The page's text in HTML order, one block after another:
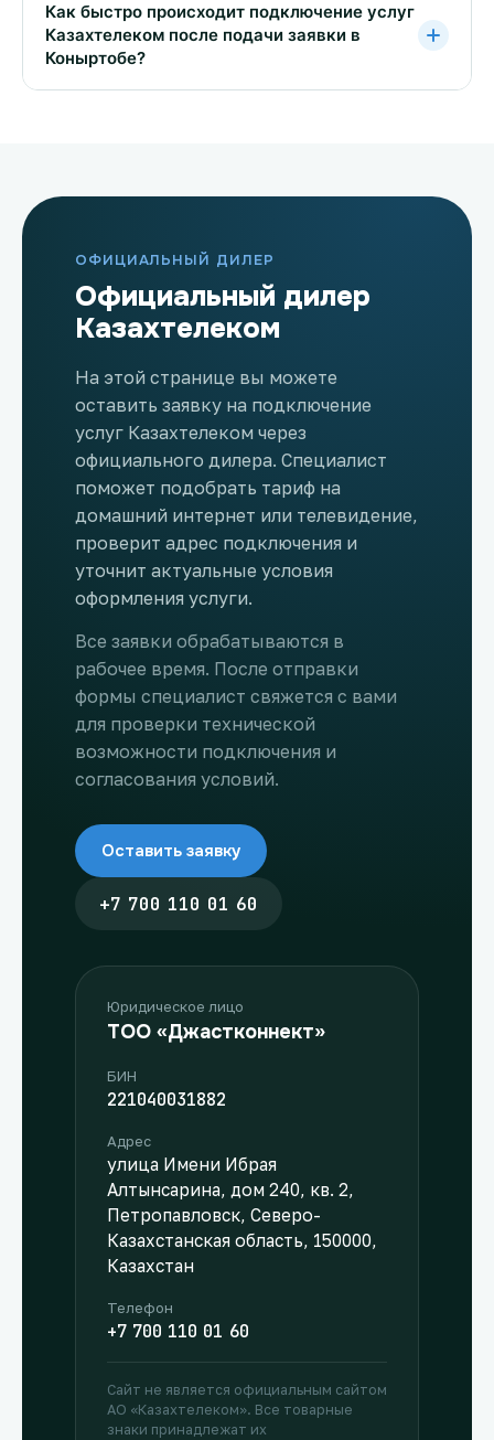
Как быстро происходит подключение услуг
Казахтелеком после подачи заявки в
Коныртобе?
ОФИЦИАЛЬНЫЙ ДИЛЕР
Официальный дилер
Казахтелеком
На этой странице вы можете
оставить заявку на подключение
услуг Казахтелеком через
официального дилера. Специалист
поможет подобрать тариф на
домашний интернет или телевидение,
проверит адрес подключения и
уточнит актуальные условия
оформления услуги.
Все заявки обрабатываются в
рабочее время. После отправки
формы специалист свяжется с вами
для проверки технической
возможности подключения и
согласования условий.
Оставить заявку
+7 700 110 01 60
Юридическое лицо
ТОО «Джастконнект»
БИН
221040031882
Адрес
улица Имени Ибрая
Алтынсарина, дом 240, кв. 2,
Петропавловск, Северо-
Казахстанская область, 150000,
Казахстан
Телефон
+7 700 110 01 60
Сайт не является официальным сайтом
АО «Казахтелеком». Все товарные
знаки принадлежат их